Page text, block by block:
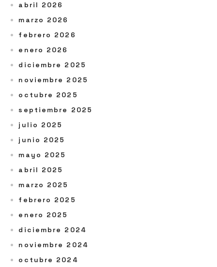
abril 2026
marzo 2026
febrero 2026
enero 2026
diciembre 2025
noviembre 2025
octubre 2025
septiembre 2025
julio 2025
junio 2025
mayo 2025
abril 2025
marzo 2025
febrero 2025
enero 2025
diciembre 2024
noviembre 2024
octubre 2024